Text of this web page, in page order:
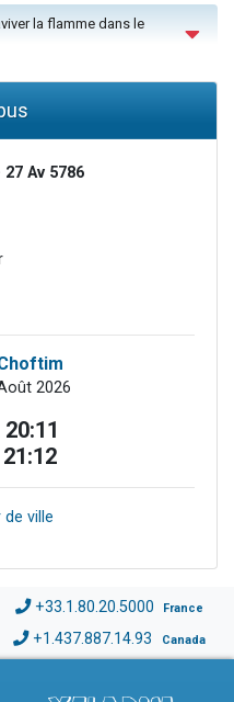
la flamme dans le
Av 5786
2026
20:11
21:12
ville
+33.1.80.20.5000 France
+1.437.887.14.93 Canada